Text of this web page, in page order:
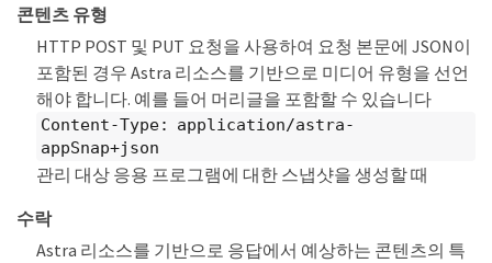
콘텐츠 유형
HTTP POST 및 PUT 요청을 사용하여 요청 본문에 JSON이
포함된 경우 Astra 리소스를 기반으로 미디어 유형을 선언
해야 합니다. 예를 들어 머리글을 포함할 수 있습니다
Content-Type: application/astra-
appSnap+json
관리 대상 응용 프로그램에 대한 스냅샷을 생성할 때
수락
Astra 리소스를 기반으로 응답에서 예상하는 콘텐츠의 특